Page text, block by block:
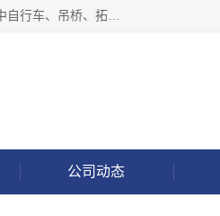
新乡市鑫豫游乐设备有限公司成立于2018年，注册地位于河南省。经营范围包括游乐设备、滑索、滑道、空中自行车、吊桥、拓展器材、攀岩器材、趣桥、悬崖秋千、网红桥、儿童乐园设备、水上乐园设备、丛林穿越设备、音乐呐喊设备、轨道滑车、栈道、玻璃滑道、观景平台、景观包装的设计、制造、销售、安装、维修，景区策划服务。
公司动态